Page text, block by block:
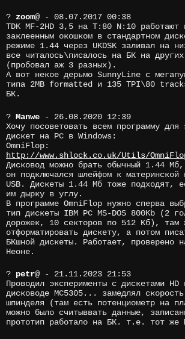
? zoom@ - 08.07.2017 00:38
TDK MF-2HD 3,5 на T:80 N:10 работают
заклеенным окошком в стандартном
режиме 1.44 через UKDSK заливал на
все читалось\писалось на БК на
(пробовал аж 3 разных).
А вот некое дерьмо SunnyLine с
типа 2MB formatted и 135 TPI\80
БК.
? Manwe - 26.08.2020 12:39
Хочу посоветовать всем программу для
дискет на PC в Windows:
OmniFlop:
http://www.shlock.co.uk/Utils/
Дисковод можно брать обычный 1.44
он подключался шлейфом к
USB. Дискеты 1.44 Мб тоже подходят,
им дырку в углу.
В программе OmniFlop нужно сперва
тип дискеты IBM PC MS-DOS 800Kb (2
дорожек, 10 секторов по 512 Кб), там
отформатировать дискету, а потом
БКшной дискеты. Работает, проверено
Неоне.
? petr@ - 21.11.2023 21:53
Проводил эксперименты с дискетами HD
дисководе МС5305... замедлял скорость
шпинделя (там есть потенциометр на
можно было считыввать данные,
прототип работало на БК. т.е. тот же